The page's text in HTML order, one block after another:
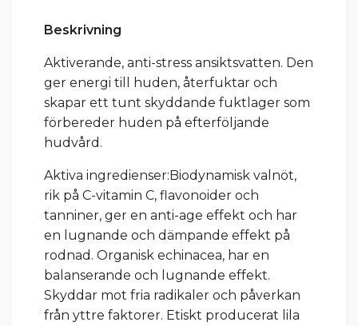
Beskrivning
Aktiverande, anti-stress ansiktsvatten. Den
ger energi till huden, återfuktar och
skapar ett tunt skyddande fuktlager som
förbereder huden på efterföljande
hudvård.
Aktiva ingredienser:Biodynamisk valnöt,
rik på C-vitamin C, flavonoider och
tanniner, ger en anti-age effekt och har
en lugnande och dämpande effekt på
rodnad. Organisk echinacea, har en
balanserande och lugnande effekt.
Skyddar mot fria radikaler och påverkan
från yttre faktorer. Etiskt producerat lila